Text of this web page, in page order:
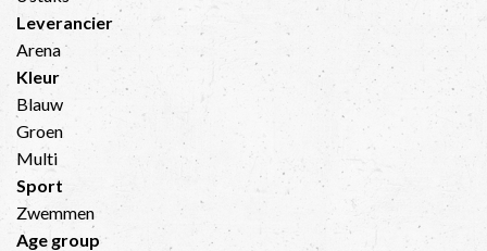
Leverancier
Arena
Kleur
Blauw
Groen
Multi
Sport
Zwemmen
Age group